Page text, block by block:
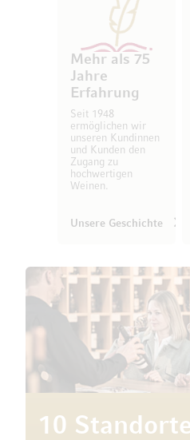
Mehr als 75
Jahre
Erfahrung
Seit 1948
ermöglichen wir
unseren Kundinnen
und Kunden den
Zugang zu
hochwertigen
Weinen.
Unsere Geschichte
10